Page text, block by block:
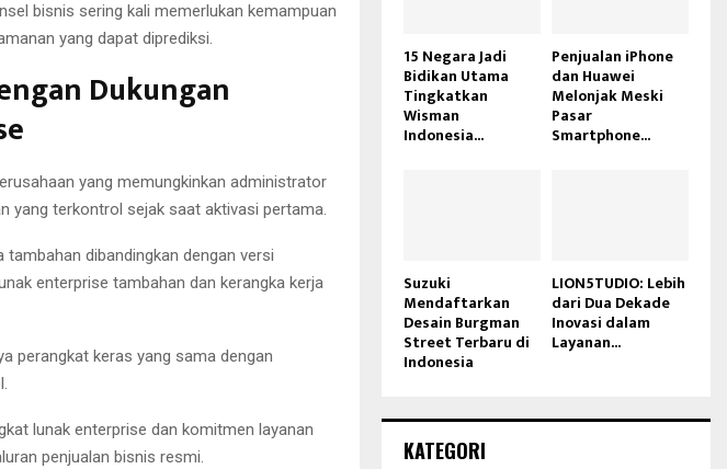
bisnis sering kali memerlukan kemampuan
yang dapat diprediksi.
Dukungan
yang memungkinkan administrator
yang terkontrol sejak saat aktivasi pertama.
tambahan dibandingkan dengan versi
enterprise tambahan dan kerangka kerja
perangkat keras yang sama dengan
lunak enterprise dan komitmen layanan
penjualan bisnis resmi.
15 Negara Jadi
Bidikan Utama
Tingkatkan
Wisman
Indonesia...
Penjualan iPhone
dan Huawei
Melonjak Meski
Pasar
Smartphone...
Suzuki
Mendaftarkan
Desain Burgman
Street Terbaru di
Indonesia
LION5TUDIO: Lebih
dari Dua Dekade
Inovasi dalam
Layanan...
KATEGORI